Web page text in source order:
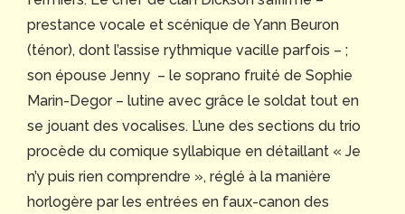
prestance vocale et scénique de Yann Beuron
(ténor), dont l’assise rythmique vacille parfois – ;
son épouse Jenny – le soprano fruité de Sophie
Marin-Degor – lutine avec grâce le soldat tout en
se jouant des vocalises. L’une des sections du trio
procède du comique syllabique en détaillant « Je
n’y puis rien comprendre », réglé à la manière
horlogère par les entrées en faux-canon des